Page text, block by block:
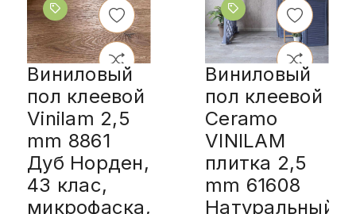
Виниловый
пол клеевой
Vinilam 2,5
mm 8861
Дуб Норден,
43 клас,
микрофаска,
Виниловый
пол клеевой
Ceramo
VINILAM
плитка 2,5
mm 61608
Натуральный